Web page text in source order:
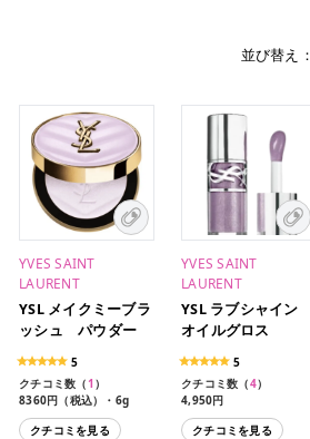
並び替え：
YVES SAINT
LAURENT
YSL メイクミーブラ
ッシュ パウダー
5
クチコミ数（1 ）
8360円（税込）・6g
クチコミを見る
YVES SAINT
LAURENT
YSL ラブシャイン
オイルグロス
5
クチコミ数（4）
4,950円
クチコミを見る